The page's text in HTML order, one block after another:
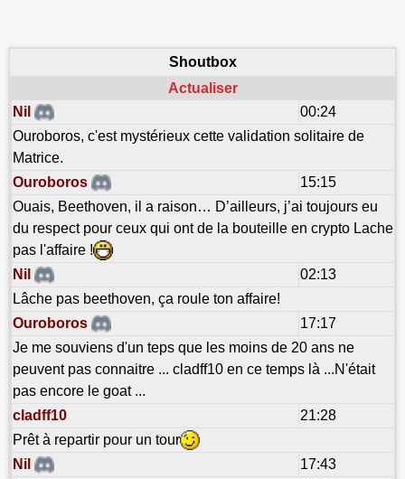
Shoutbox
Actualiser
Nil
00:24
Ouroboros, c'est mystérieux cette validation solitaire de
Matrice.
Ouroboros
15:15
Ouais, Beethoven, il a raison… D’ailleurs, j’ai toujours eu
du respect pour ceux qui ont de la bouteille en crypto Lache
pas l'affaire !
Nil
02:13
Lâche pas beethoven, ça roule ton affaire!
Ouroboros
17:17
Je me souviens d'un teps que les moins de 20 ans ne
peuvent pas connaitre ... cladff10 en ce temps là ...N'était
pas encore le goat ...
cladff10
21:28
Prêt à repartir pour un tour
Nil
17:43